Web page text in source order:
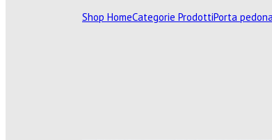
Shop HomeCategorie ProdottiPorta